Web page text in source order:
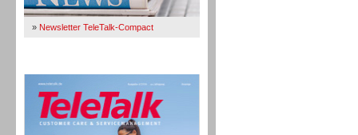
» Newsletter TeleTalk-Compact